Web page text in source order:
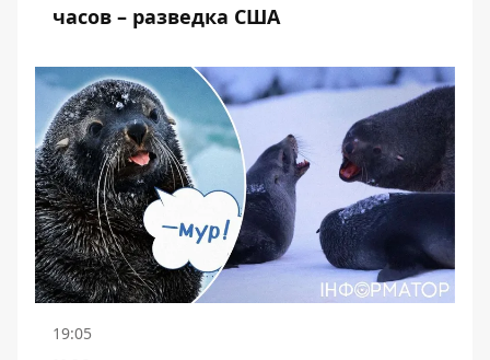
часов – разведка США
19:05